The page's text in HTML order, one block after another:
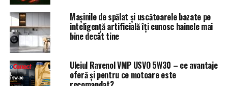
USR – 12%
ALDE – 10%
Plus – 7%
ProRomânia, UDMR şi PMP – 1%
Mașinile de spălat și uscătoarele bazate pe
inteligență artificială îți cunosc hainele mai
bine decât tine
Uleiul Ravenol VMP USVO 5W30 – ce avantaje
oferă și pentru ce motoare este